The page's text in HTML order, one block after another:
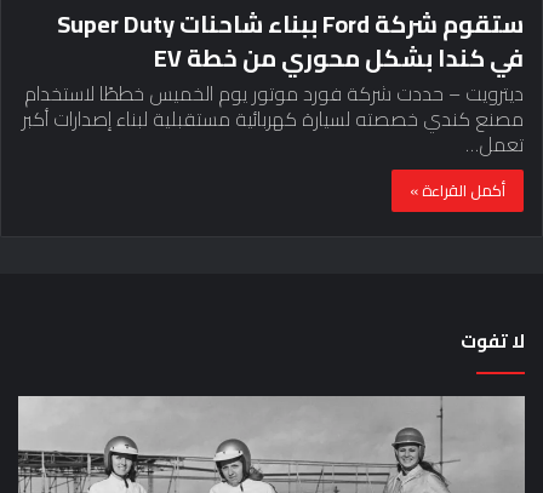
ستقوم شركة Ford ببناء شاحنات Super Duty
في كندا بشكل محوري من خطة EV
ديترويت – حددت شركة فورد موتور يوم الخميس خططًا لاستخدام
مصنع كندي خصصته لسيارة كهربائية مستقبلية لبناء إصدارات أكبر
تعمل…
أكمل القراءة »
لا تفوت
لماذا